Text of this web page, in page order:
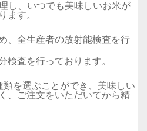
、いつでも美味しいお米が
ます。
全生産者の放射能検査を行
査を行っております。
を選ぶことができ、美味しい
、ご注文をいただいてから精